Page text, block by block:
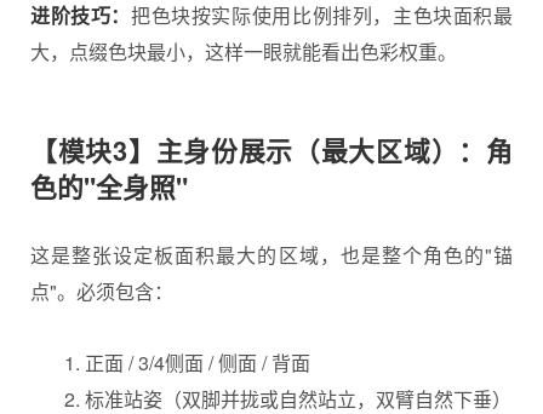
进阶技巧：把色块按实际使用比例排列，主色块面积最
大，点缀色块最小，这样一眼就能看出色彩权重。
【模块3】主身份展示（最大区域）：角
色的"全身照"
这是整张设定板面积最大的区域，也是整个角色的"锚
点"。必须包含：
正面 / 3/4侧面 / 侧面 / 背面
标准站姿（双脚并拢或自然站立，双臂自然下垂）